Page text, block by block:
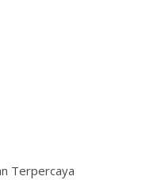
Terpercaya